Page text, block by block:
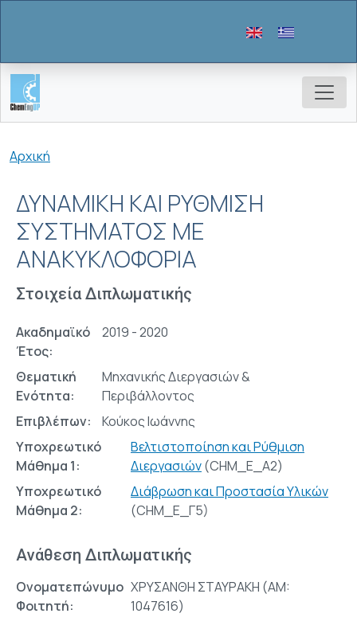
Breadcrumb
Αρχική
ΔΥΝΑΜΙΚΗ ΚΑΙ ΡΥΘΜΙΣΗ
ΣΥΣΤΗΜΑΤΟΣ ΜΕ
ΑΝΑΚΥΚΛΟΦΟΡΙΑ
Στοιχεία Διπλωματικής
Ακαδημαϊκό
Έτος:
2019 - 2020
Θεματική
Ενότητα:
Μηχανικής Διεργασιών &
Περιβάλλοντος
Επιβλέπων:
Κούκος Ιωάννης
Υποχρεωτικό
Μάθημα 1:
Βελτιστοποίηση και Ρύθμιση
Διεργασιών(CHM_E_A2)
Υποχρεωτικό
Μάθημα 2:
Διάβρωση και Προστασία Υλικών
(CHM_E_Γ5)
Ανάθεση Διπλωματικής
Ονοματεπώνυμο
Φοιτητή:
ΧΡΥΣΑΝΘΗ ΣΤΑΥΡΑΚΗ (AM:
1047616)